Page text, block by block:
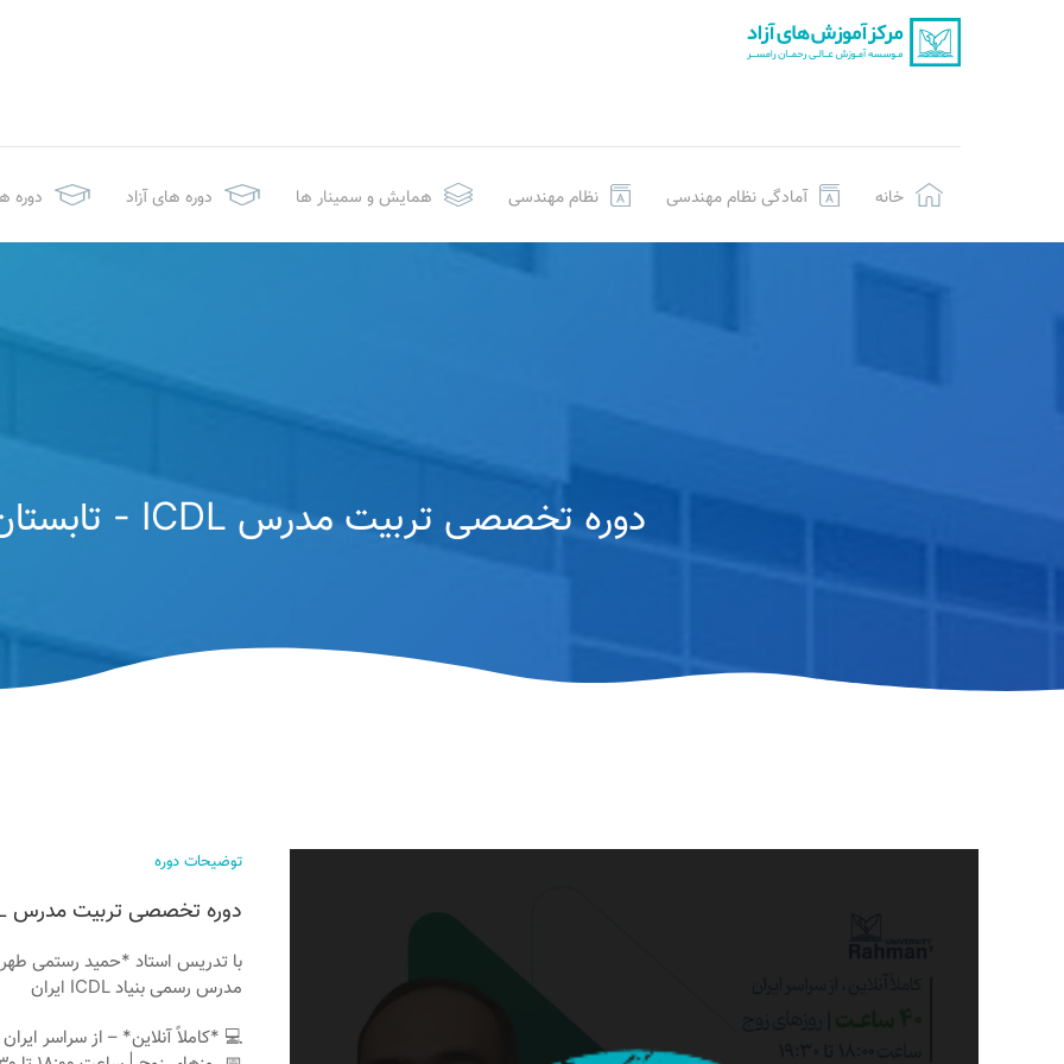
خانه آمادگی نظام مهندسی نظام مهندسی همایش و سمینار ها دوره های آزاد دوره
دوره تخصصی تربیت مدرس ICDL - تابستان 1404
توضیحات دوره
دوره تخصصی تربیت مدرس ICDL – تابستان 1404
با تدریس استاد *حمید رستمی
مدرس رسمی بنیاد ICDL ایران
💻 *کاملاً آنلاین* – از سراسر ایران